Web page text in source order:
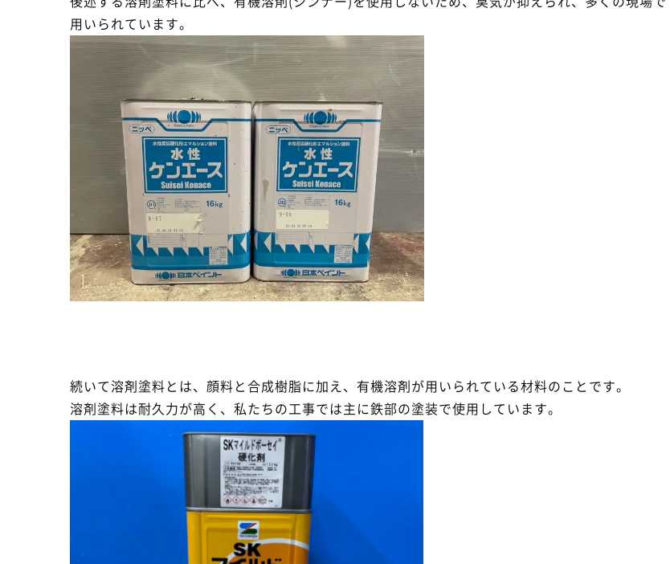
用いられています。
続いて溶剤塗料とは、顔料と合成樹脂に加え、有機溶剤が用いられている材料のことです。
溶剤塗料は耐久力が高く、私たちの工事では主に鉄部の塗装で使用しています。